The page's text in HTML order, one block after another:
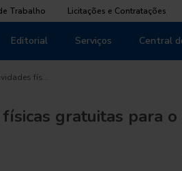
Trabalho Licitações e Contratações
Editorial Serviços Central
fís…
gratuitas para